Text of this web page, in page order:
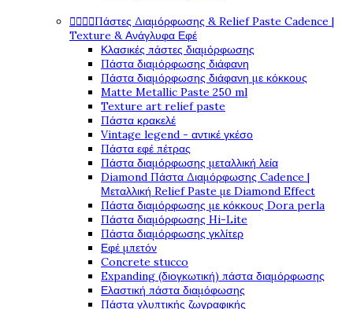
Πάστες Διαμόρφωσης & Relief Paste Cadence |
Texture & Ανάγλυφα Εφέ
Κλασικές πάστες διαμόρφωσης
Πάστα διαμόρφωσης διάφανη
Πάστα διαμόρφωσης διάφανη με κόκκους
Matte Metallic Paste 250 ml
Texture art relief paste
Πάστα κρακελέ
Vintage legend - αντικέ γκέσο
Πάστα εφέ πέτρας
Πάστα διαμόρφωσης μεταλλική λεία
Diamond Πάστα Διαμόρφωσης Cadence |
Μεταλλική Relief Paste με Diamond Effect
Πάστα διαμόρφωσης με κόκκους Dora perla
Πάστα διαμόρφωσης Hi-Lite
Πάστα διαμόρφωσης γκλίτερ
Εφέ μπετόν
Concrete stucco
Expanding (διογκωτική) πάστα διαμόρφωσης
Ελαστική πάστα διαμόφωσης
Πάστα γλυπτικής ζωγραφικής